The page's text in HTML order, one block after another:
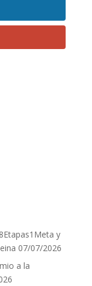
y
07/07/2026
a la